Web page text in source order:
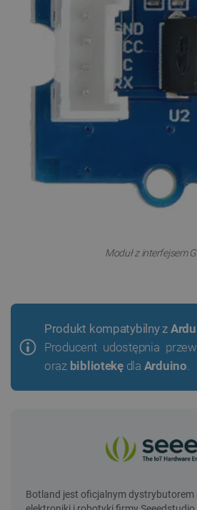
Moduł z interfejsem
Produkt kompatybilny z
Producent udostępnia
oraz bibliotekędla Arduino